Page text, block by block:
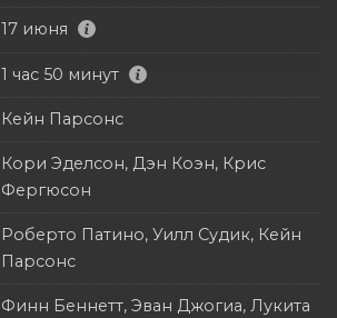
17 июня
1 час 50 минут
Кейн Парсонс
Кори Эделсон, Дэн Коэн, Крис
Фергюсон
Роберто Патино, Уилл Судик, Кейн
Парсонс
Финн Беннетт, Эван Джогиа, Лукита